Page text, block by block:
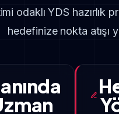
odaklı YDS hazırlık
hedefinize nokta atışı